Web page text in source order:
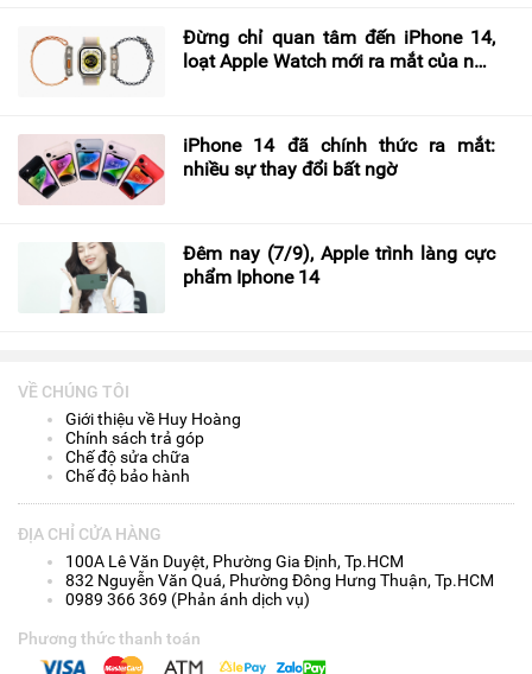
Đừng chỉ quan tâm đến iPhone 14,
loạt Apple Watch mới ra mắt của nhà
iPhone 14 đã chính thức ra mắt:
nhiều sự thay đổi bất ngờ
Đêm nay (7/9), Apple trình làng cực
phẩm Iphone 14
VỀ CHÚNG TÔI
Giới thiệu về Huy Hoàng
Chính sách trả góp
Chế độ sửa chữa
Chế độ bảo hành
ĐỊA CHỈ CỬA HÀNG
100A Lê Văn Duyệt, Phường Gia Định, Tp.HCM
832 Nguyễn Văn Quá, Phường Đông Hưng Thuận, Tp.HCM
0989 366 369 (Phản ánh dịch vụ)
Phương thức thanh toán